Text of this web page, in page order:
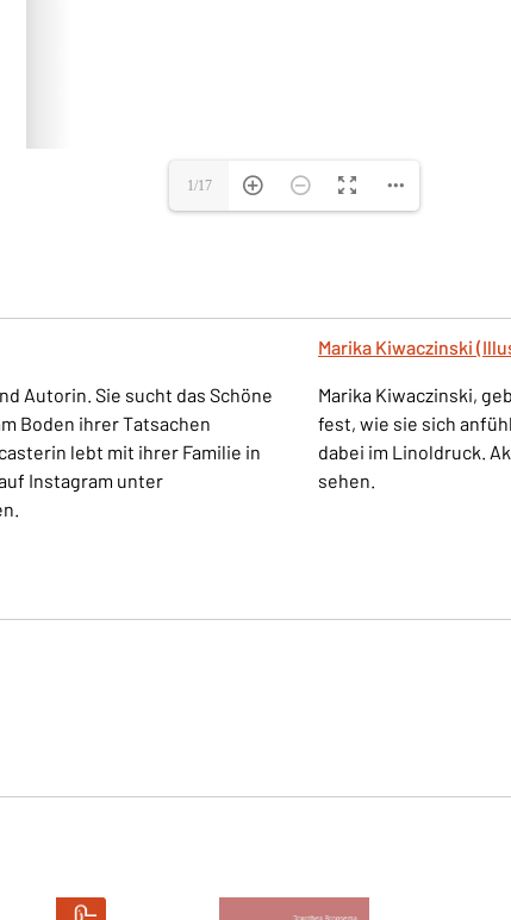
Autorin. Sie sucht das Schöne
Boden ihrer Tatsachen
lebt mit ihrer Familie in
Instagram unter
Marika Kiwaczinski
Marika Kiwaczinski,
fest, wie sie sich
dabei im Linoldruck.
sehen.